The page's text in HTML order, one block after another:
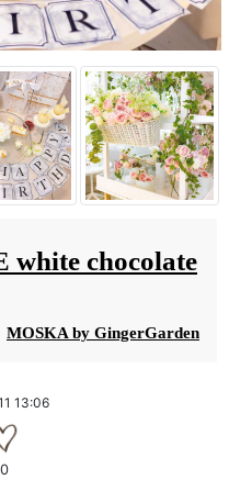
chocolate
MOSKA by GingerGarden
13:06
0